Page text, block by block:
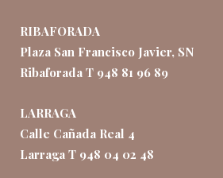
RIBAFORADA
Plaza San Francisco Javier, SN
Ribaforada T 948 81 96 89
LARRAGA
Calle Cañada Real 4
Larraga T 948 04 02 48